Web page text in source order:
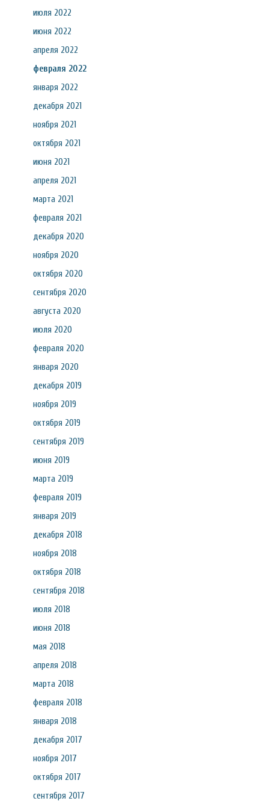
июля 2022
июня 2022
апреля 2022
февраля 2022
января 2022
декабря 2021
ноября 2021
октября 2021
июня 2021
апреля 2021
марта 2021
февраля 2021
декабря 2020
ноября 2020
октября 2020
сентября 2020
августа 2020
июля 2020
февраля 2020
января 2020
декабря 2019
ноября 2019
октября 2019
сентября 2019
июня 2019
марта 2019
февраля 2019
января 2019
декабря 2018
ноября 2018
октября 2018
сентября 2018
июля 2018
июня 2018
мая 2018
апреля 2018
марта 2018
февраля 2018
января 2018
декабря 2017
ноября 2017
октября 2017
сентября 2017